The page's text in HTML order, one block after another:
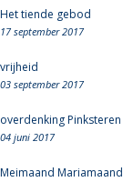
Het tiende gebod
17 september 2017
vrijheid
03 september 2017
overdenking Pinksteren
04 juni 2017
Meimaand Mariamaand